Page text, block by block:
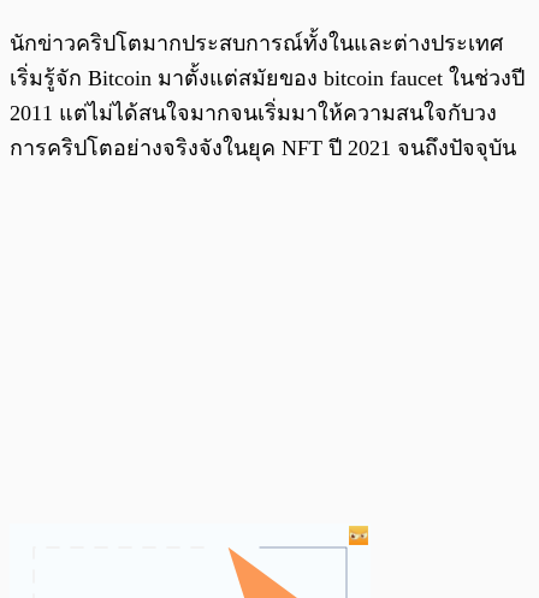
นักข่าวคริปโตมากประสบการณ์ทั้งในและต่างประเทศ
เริ่มรู้จัก Bitcoin มาตั้งแต่สมัยของ bitcoin faucet ในช่วงปี
2011 แต่ไม่ได้สนใจมากจนเริ่มมาให้ความสนใจกับวง
การคริปโตอย่างจริงจังในยุค NFT ปี 2021 จนถึงปัจจุบัน